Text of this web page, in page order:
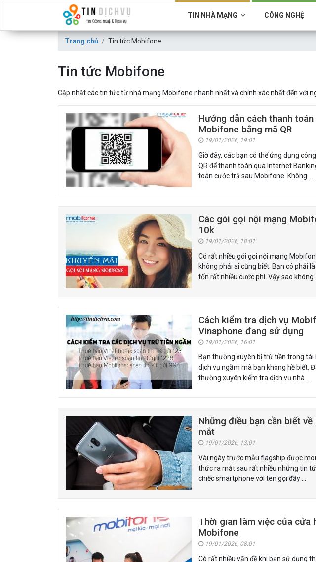
TIN NHÀ MẠNG CÔNG NGHỆ
Trang chủ Tin tức Mobifone
Tin tức Mobifone
Cập nhật các tin tức từ nhà mạng Mobifone nhanh nhất và chính xác nhất đến với
Hướng dẫn cách thanh
Mobifone bằng mã QR
19/01/2026, 19:01
Giờ đây, các bạn có thể ứng dụng
QR để thanh toán qua Internet
toán cước trả sau Mobifone. Không …
Các gói gọi nội mạng
10k
19/01/2026, 18:01
Có rất nhiều gói gọi nội mạng
không phải ai cũng biết. Bạn có phải
tốn rất nhiều cước phí. Vậy sao không
Cách kiểm tra dịch vụ
Vinaphone đang sử dụng
19/01/2026, 16:01
Bạn thường xuyên bị trừ tiền trong tài
dịch vụ ngầm mà bạn không hề biết.
thường xuyên kiểm tra dịch vụ nhà …
Những điều bạn cần biết về
mắt
19/01/2026, 13:01
Vài ngày trước mẫu flagship được
thức ra mắt sau rất nhiều những tin
chiếc smartphone với tên gọi đầy …
Thời gian làm việc của cửa
Mobifone
19/01/2026, 08:01
Có rất nhiều vấn đề khi bạn sử dụng